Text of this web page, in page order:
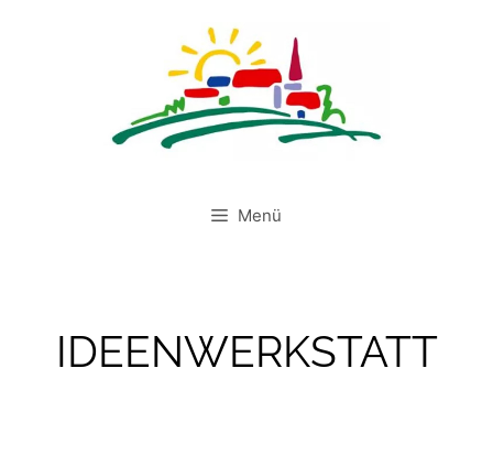
Menü
IDEENWERKSTATT